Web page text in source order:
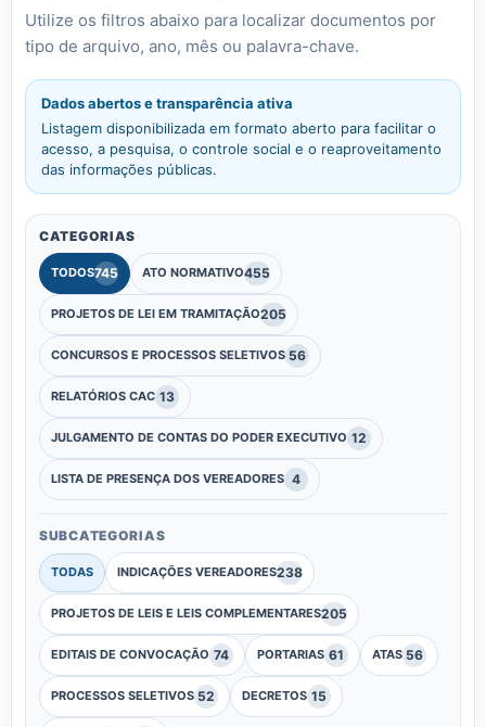
Utilize os filtros abaixo para localizar documentos por
tipo de arquivo, ano, mês ou palavra-chave.
Dados abertos e transparência ativa
Listagem disponibilizada em formato aberto para facilitar o
acesso, a pesquisa, o controle social e o reaproveitamento
das informações públicas.
CATEGORIAS
TODOS745 ATO NORMATIVO455
PROJETOS DE LEI EM TRAMITAÇÃO205
CONCURSOS E PROCESSOS SELETIVOS 56
RELATÓRIOS CAC 13
JULGAMENTO DE CONTAS DO PODER EXECUTIVO 12
LISTA DE PRESENÇA DOS VEREADORES 4
SUBCATEGORIAS
TODAS INDICAÇÕES VEREADORES238
PROJETOS DE LEIS E LEIS COMPLEMENTARES205
EDITAIS DE CONVOCAÇÃO 74 PORTARIAS 61 ATAS 56
PROCESSOS SELETIVOS 52 DECRETOS 15